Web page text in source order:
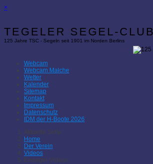
×
TEGELER SEGEL-
125 Jahre TSC - Segeln seit 1901 im Norden Berlins
Webcam
Webcam Malche
Wetter
Kalender
Sitemap
Kontakt
Impressum
Datenschutz
IDM der H-Boote 2026
Aktuelle Seite:
Home
Der Verein
Videos
Eissegel-Videos